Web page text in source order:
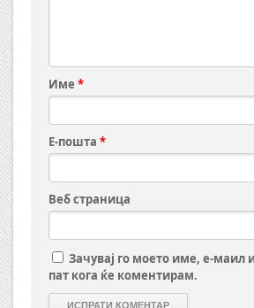
Име *
Е-пошта *
Веб страница
Зачувај го моето име, е-маил
пат кога ќе коментирам.